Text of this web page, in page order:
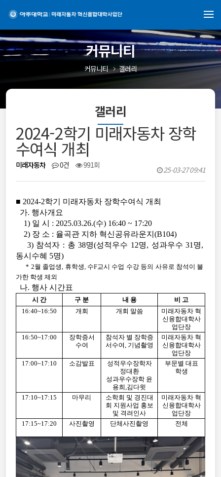
커뮤니티
커뮤니티 갤러리
갤러리
2024-2학기 미래자동차 장학
수여식 개최
미래자동차 0건 991회 25-03-27 09:41
■ 2024-2학기 미래자동차 장학수여식 개최
가. 행사개요
1) 일 시 : 2025.03.26.(수) 16:40 ~ 17:20
2) 장 소 : 율곡관 지하 혁신공유라운지(B104)
3) 참석자 : 총 38명(성적우수 12명, 성과우수 31명,
동시수혜 5명)
* 2월 졸업생, 휴학생, 수F교시 수업 수강 등의 사유로 참석이 불
가한 학생 제외
나. 행사 시간표
시 간 구 분 내 용
비 고
16:40~16:50
개회 개회 말씀
미래자동차 혁
신융합대학사
업단장
16:50~17:00
장학증서
수여
참석자 별 장학증
서수여, 기념촬영
미래자동차 혁
신융합대학사
업단장
17:00~17:10
소감발표
성적우수장학자
정대환
성과우수장학 윤
용희,김다윗
부문별 대표
학생
17:10~17:15 마무리
소학회 및 경진대
회 지원사업 홍보
및 격려인사
미래자동차 혁
신융합대학사
업단장
17:15~17:20
사진촬영 단체사진촬영 전체